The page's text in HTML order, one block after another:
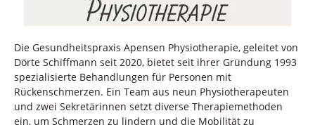
Die Gesundheitspraxis Apensen Physiotherapie, geleitet von
Dörte Schiffmann seit 2020, bietet seit ihrer Gründung 1993
spezialisierte Behandlungen für Personen mit
Rückenschmerzen. Ein Team aus neun Physiotherapeuten
und zwei Sekretärinnen setzt diverse Therapiemethoden
ein, um Schmerzen zu lindern und die Mobilität zu